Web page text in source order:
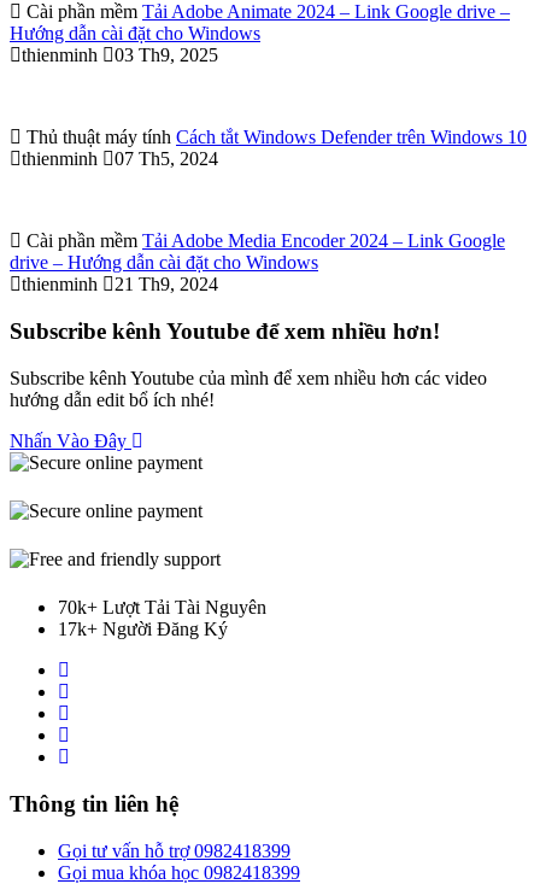
Cài phần mềm Tải Adobe Animate 2024 – Link Google drive –
Hướng dẫn cài đặt cho Windows
thienminh
03 Th9, 2025
Thủ thuật máy tính Cách tắt Windows Defender trên Windows 10
thienminh
07 Th5, 2024
Cài phần mềm Tải Adobe Media Encoder 2024 – Link Google
drive – Hướng dẫn cài đặt cho Windows
thienminh
21 Th9, 2024
Subscribe kênh Youtube để xem nhiều hơn!
Subscribe kênh Youtube của mình để xem nhiều hơn các video
hướng dẫn edit bổ ích nhé!
Nhấn Vào Đây
70k+ Lượt Tải Tài Nguyên
17k+ Người Đăng Ký
Thông tin liên hệ
Gọi tư vấn hỗ trợ 0982418399
Gọi mua khóa học 0982418399